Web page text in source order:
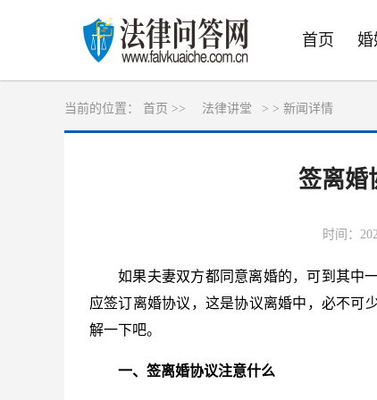
首页 婚
当前的位置： 首页 >> 法律讲堂 > > 新闻详情
签离婚
时间：
如果夫妻双方都同意离婚的，可到其中
应签订离婚协议，这是协议离婚中，必不可
解一下吧。
一、签离婚协议注意什么